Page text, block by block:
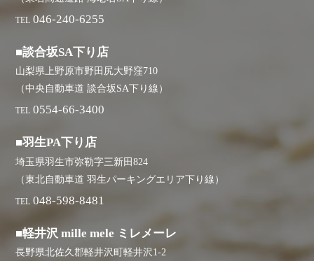
TEL 046-240-6255
■談合坂SA下り店
山梨県上野原市野田尻大野窪710
（中央自動車道 談合坂SA下り線）
TEL 0554-66-3400
■羽生PA下り店
埼玉県羽生市弥勒字三新田824
（東北自動車道 羽生パーキングエリア下り線）
TEL 048-598-8481
■軽井沢 mille mele ミレメーレ
長野県北佐久郡軽井沢町軽井沢1-2